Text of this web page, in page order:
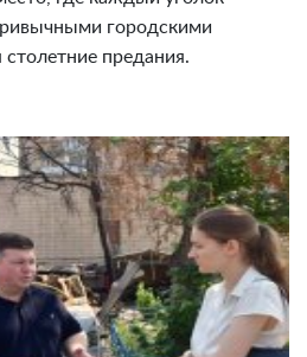
городскими
предания.